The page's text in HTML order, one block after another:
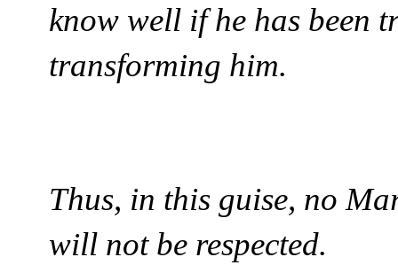
know well if he has been
transforming him.
Thus, in this guise, no
will not be respected.